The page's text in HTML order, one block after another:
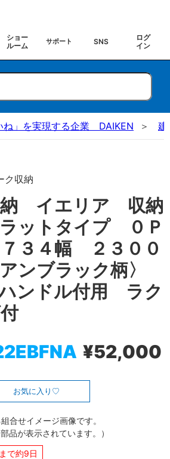
ショー
ルーム
サポート SNS
ログ
イン
ね」を実現する企業 DAIKEN 建
ク収納
納 イエリア 収納
ットタイプ ０Ｐ
３４幅 ２３００
ンブラック柄〉
ンドル付用 ラク
¥52,000
お気に入り
合せイメージ画像です。
品が表示されています。）
で約9日